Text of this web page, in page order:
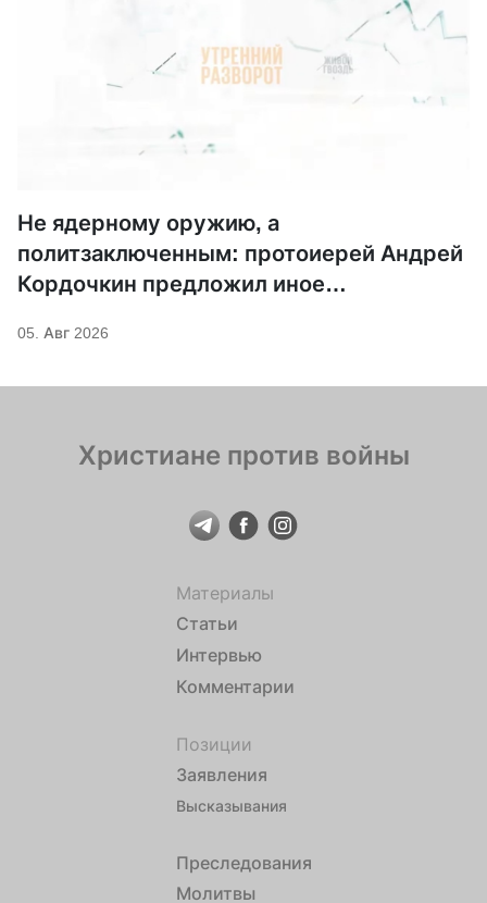
Не ядерному оружию, а
политзаключенным: протоиерей Андрей
Кордочкин предложил иное
Саровского
05. Авг 2026
Христиане против войны
Материалы
Статьи
Интервью
Комментарии
Позиции
Заявления
Высказывания
Преследования
Молитвы